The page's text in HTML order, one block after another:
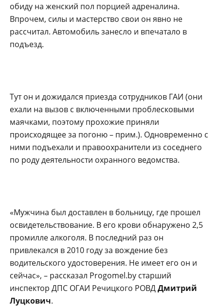
обиду на женский пол порцией адреналина.
Впрочем, силы и мастерство свои он явно не
рассчитал. Автомобиль занесло и впечатало в
подъезд.
Тут он и дожидался приезда сотрудников ГАИ (они
ехали на вызов с включенными проблесковыми
маячками, поэтому прохожие приняли
происходящее за погоню – прим.). Одновременно с
ними подъехали и правоохранители из соседнего
по роду деятельности охранного ведомства.
«Мужчина был доставлен в больницу, где прошел
освидетельствование. В его крови обнаружено 2,5
промилле алкоголя. В последний раз он
привлекался в 2010 году за вождение без
водительского удостоверения. Не имеет его он и
сейчас», – рассказал Progomel.by старший
инспектор ДПС ОГАИ Речицкого РОВДДмитрий
Луцкович.